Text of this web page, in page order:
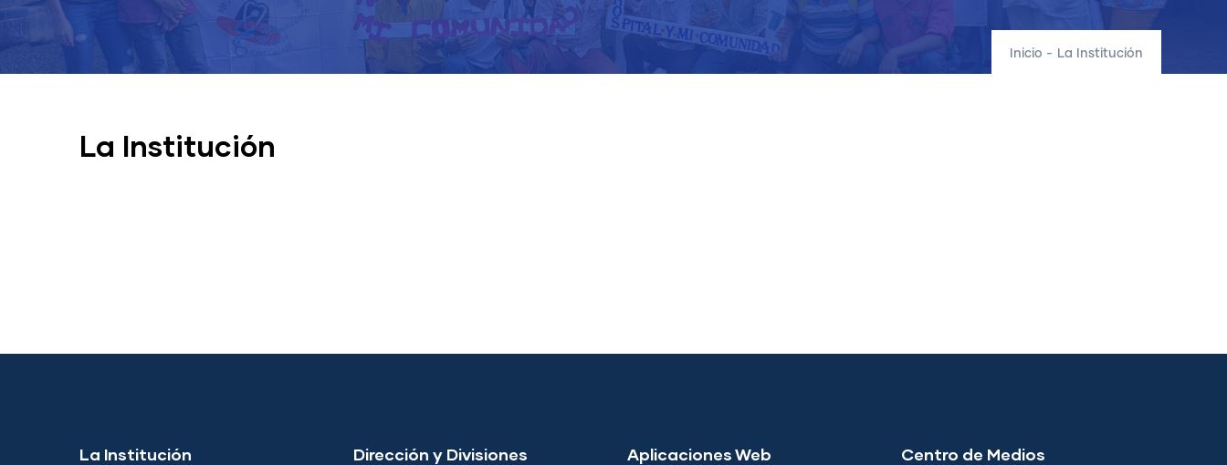
Inicio - La Institución
La Institución
La Institución Dirección y Divisiones Aplicaciones Web Centro de Medios